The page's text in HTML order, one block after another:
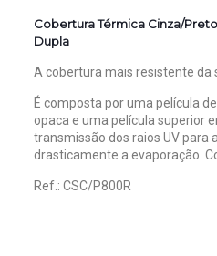
Cobertura Térmica Cinza/
Dupla
A cobertura mais resistente da
É composta por uma película
opaca e uma película superior
transmissão dos raios UV para
drasticamente a evaporação.
Ref.: CSC/P800R